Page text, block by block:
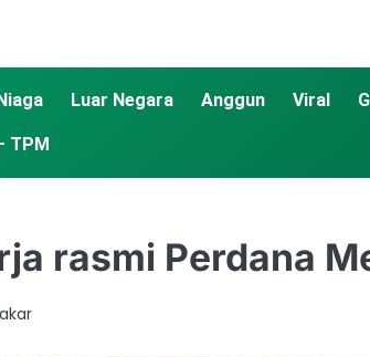
Luar Negara Anggun Viral
TPM
rasmi Perdana